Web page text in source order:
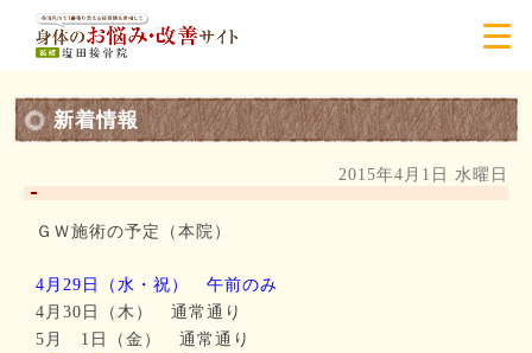
新着情報
2015年4月1日 水曜日
ＧＷ施術の予定（本院）
4月29日（水・祝） 午前のみ
4月30日（木） 通常通り
5月 1日（金） 通常通り